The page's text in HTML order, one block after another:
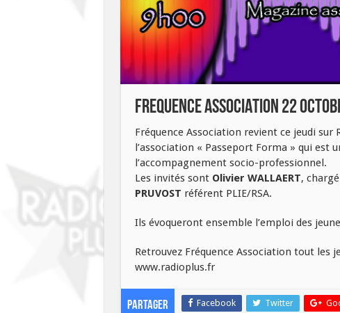
FREQUENCE ASSOCIATION 22
Fréquence Association revient ce jeudi sur
l’association « Passeport Forma » qui est
l’accompagnement socio-professionnel.
Les invités sont Olivier WALLAERT,
PRUVOST référent PLIE/RSA.
Ils évoqueront ensemble l’emploi des
Retrouvez Fréquence Association tout les
www.radioplus.fr
Partager Facebook Twitter